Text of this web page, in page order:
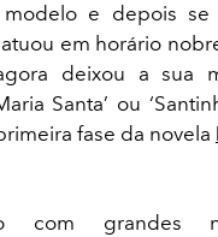
modelo e depois se
atuou em horário
deixou a sua
Santa’ ou
fase da novela
com grandes